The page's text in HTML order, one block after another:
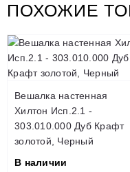
ПОХОЖИЕ
Вешалка настенная
Хилтон Исп.2.1 -
303.010.000 Дуб Крафт
золотой, Черный
В наличии